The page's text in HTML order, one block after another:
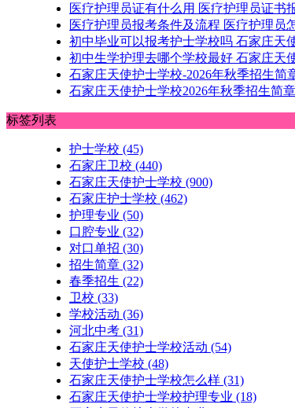
医疗护理员证有什么用 医疗护理员证书
医疗护理员报考条件及流程 医疗护理员
初中毕业可以报考护士学校吗 石家庄天
初中生学护理去哪个学校最好 石家庄天
石家庄天使护士学校-2026年秋季招生简
石家庄天使护士学校2026年秋季招生简
标签列表
护士学校 (45)
石家庄卫校 (440)
石家庄天使护士学校 (900)
石家庄护士学校 (462)
护理专业 (50)
口腔专业 (32)
对口单招 (30)
招生简章 (32)
春季招生 (22)
卫校 (33)
学校活动 (36)
河北中考 (31)
石家庄天使护士学校活动 (54)
天使护士学校 (48)
石家庄天使护士学校怎么样 (31)
石家庄天使护士学校护理专业 (18)